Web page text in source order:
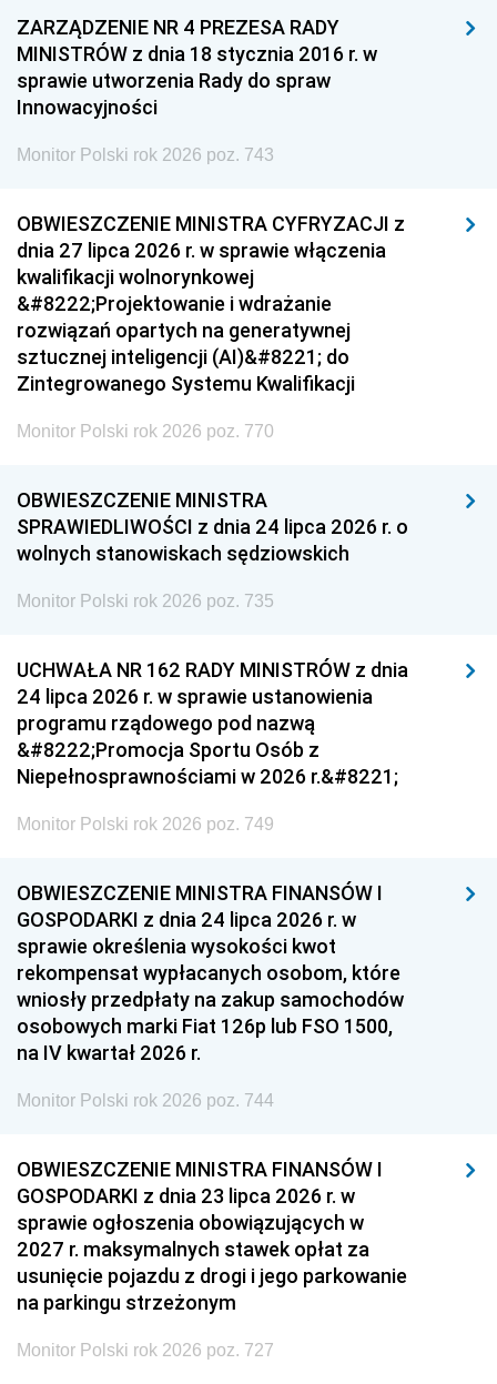
ZARZĄDZENIE NR 4 PREZESA RADY
MINISTRÓW z dnia 18 stycznia 2016 r. w
sprawie utworzenia Rady do spraw
Innowacyjności
Monitor Polski rok 2026 poz. 743
OBWIESZCZENIE MINISTRA CYFRYZACJI z
dnia 27 lipca 2026 r. w sprawie włączenia
kwalifikacji wolnorynkowej
&#8222;Projektowanie i wdrażanie
rozwiązań opartych na generatywnej
sztucznej inteligencji (AI)&#8221; do
Zintegrowanego Systemu Kwalifikacji
Monitor Polski rok 2026 poz. 770
OBWIESZCZENIE MINISTRA
SPRAWIEDLIWOŚCI z dnia 24 lipca 2026 r. o
wolnych stanowiskach sędziowskich
Monitor Polski rok 2026 poz. 735
UCHWAŁA NR 162 RADY MINISTRÓW z dnia
24 lipca 2026 r. w sprawie ustanowienia
programu rządowego pod nazwą
&#8222;Promocja Sportu Osób z
Niepełnosprawnościami w 2026 r.&#8221;
Monitor Polski rok 2026 poz. 749
OBWIESZCZENIE MINISTRA FINANSÓW I
GOSPODARKI z dnia 24 lipca 2026 r. w
sprawie określenia wysokości kwot
rekompensat wypłacanych osobom, które
wniosły przedpłaty na zakup samochodów
osobowych marki Fiat 126p lub FSO 1500,
na IV kwartał 2026 r.
Monitor Polski rok 2026 poz. 744
OBWIESZCZENIE MINISTRA FINANSÓW I
GOSPODARKI z dnia 23 lipca 2026 r. w
sprawie ogłoszenia obowiązujących w
2027 r. maksymalnych stawek opłat za
usunięcie pojazdu z drogi i jego parkowanie
na parkingu strzeżonym
Monitor Polski rok 2026 poz. 727